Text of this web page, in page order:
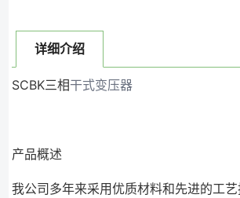
详细介绍
SCBK三相干式变压器
产品概述
我公司多年来采用优质材料和先进的工